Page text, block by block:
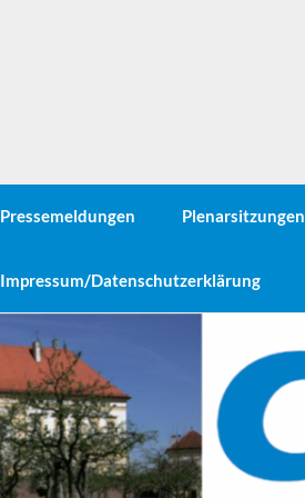
Pressemeldungen Plenarsitzungen
Impressum/Datenschutzerklärung